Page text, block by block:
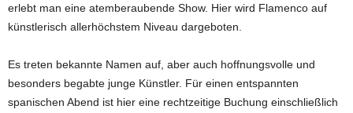
erlebt man eine atemberaubende Show. Hier wird Flamenco auf
künstlerisch allerhöchstem Niveau dargeboten.
Es treten bekannte Namen auf, aber auch hoffnungsvolle und
besonders begabte junge Künstler. Für einen entspannten
spanischen Abend ist hier eine rechtzeitige Buchung einschließlich